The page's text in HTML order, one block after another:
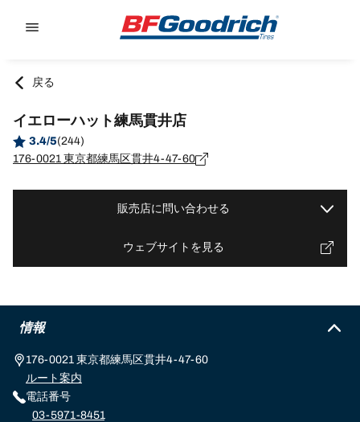
戻る
イエローハット練馬貫井店
3.4/5(244)
176-0021 東京都練馬区貫井4-47-60
販売店に問い合わせる
ウェブサイトを見る
情報
176-0021 東京都練馬区貫井4-47-60
ルート案内
電話番号
03-5971-8451